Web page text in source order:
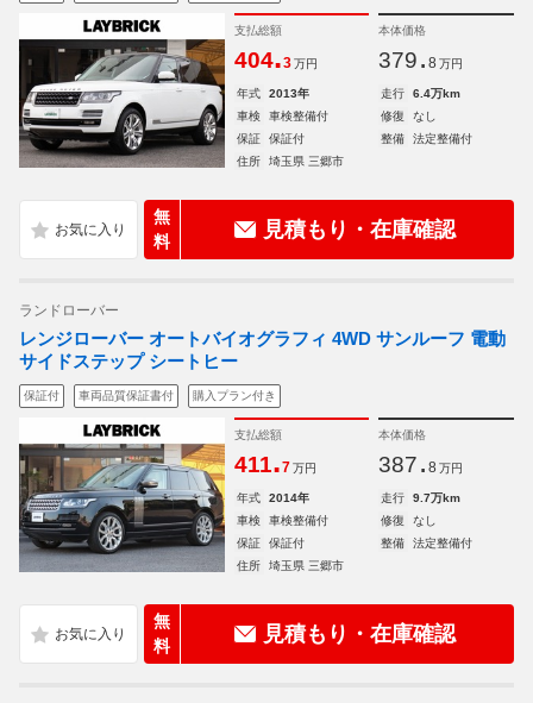
支払総額
404.3 万円
本体価格
379. 8 万円
年式 2013年 走行
6.4万km
車検
車検整備付 修復
なし
保証
保証付 整備
法定整備付
住所
埼玉県 三郷市
無
料
見積もり・在庫確認
ランドローバー
レンジローバー オートバイオグラフィ 4WD サンルーフ 電動
サイドステップ シートヒー
保証付 車両品質保証書付 購入プラン付き
支払総額
411.7 万円
本体価格
387. 8 万円
年式 2014年 走行
9.7万km
車検
車検整備付 修復
なし
保証
保証付 整備
法定整備付
住所
埼玉県 三郷市
無
料
見積もり・在庫確認